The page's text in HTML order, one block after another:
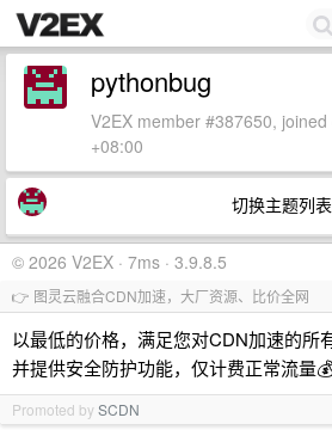
pythonbug
V2EX member #387650,
+08:00
切换主题列表
© 2026 V2EX · 7ms · 3.9.8.5
👉 图灵云融合CDN加速，大厂资源、比价全网
以最低的价格，满足您对CDN加速的所
并提供安全防护功能，仅计费正常流量💰
Promoted bySCDN